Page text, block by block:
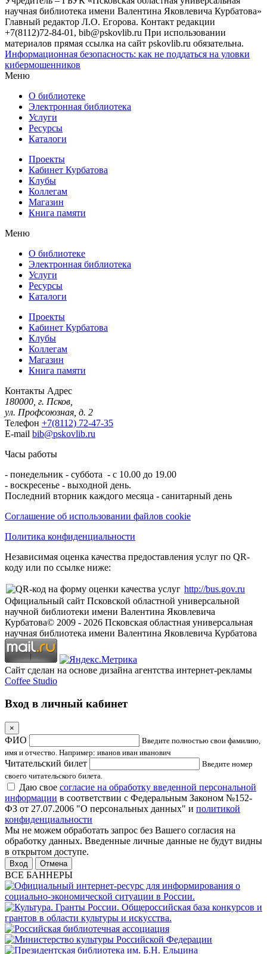
научная библиотека имени Валентина Яковлевича Курбатова»
Главный редактор Л.О. Егорова. Контакт редакции
+7(8112)72-84-01, bib@pskovlib.ru При использовании
материалов прямая ссылка на сайт pskovlib.ru обязательна.
Информационная безопасность: как не поддаться на уловки
кибермошенников
Меню
О библиотеке
Электронная библиотека
Услуги
Ресурсы
Каталоги
Проекты
Кабинет Курбатова
Клубы
Коллегам
Магазин
Книга памяти
Меню
О библиотеке
Электронная библиотека
Услуги
Ресурсы
Каталоги
Проекты
Кабинет Курбатова
Клубы
Коллегам
Магазин
Книга памяти
Контакты Адрес
180000, г. Псков,
ул. Профсоюзная, д. 2
Телефон +7(8112) 72-47-35
E-mail bib@pskovlib.ru
Часы работы
- понедельник - суббота - с 10.00 до 19.00
- воскресенье - выходной день.
Последний вторник каждого месяца - санитарный день
Соглашение об использовании файлов cookie
Политика конфиденциальности
Независимая оценка качества предоставления услуг по QR-
коду или по ссылке ниже:
http://bus.gov.ru
Официальный сайт Псковской областной универсальной
научной библиотеки имени Валентина Яковлевича
Курбатова© 2009 - 2026 Псковская областная универсальная
научная библиотека имени Валентина Яковлевича Курбатова
Сайт сделан на основе дизайна агентства интернет-рекламы
Coffee Studio
Вход в личный кабинет
×
ФИО
Введите полностью свои фамилию,
имя и отчество. Например: иванов иван иванович
Читательский билет
Введите номер
своего читательского билета.
Даю свое согласие на обработку введенной персональной
информации в соответствии с Федеральным Законом №152-
ФЗ от 27.07.2006 "О персональных данных" и политикой
конфиденциальности
Мы не можем обработать запрос без Вашего согласия на
обработку данных. Введенные личные данные не будут видны
в открытом доступе.
Отмена
ВСЕ БАННЕРЫ